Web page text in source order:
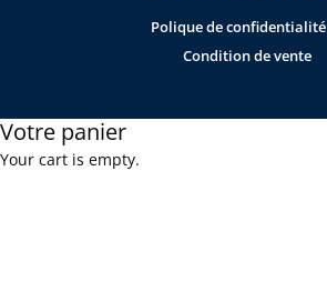
Polique de confidentialité
Condition de vente
Votre panier
Your cart is empty.